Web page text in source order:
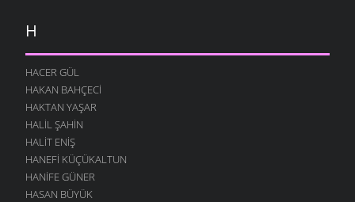
H
HACER GÜL
HAKAN BAHÇECI
HAKTAN YAŞAR
HALIL ŞAHIN
HALIT ENIŞ
HANEFI KÜÇÜKALTUN
HANIFE GÜNER
HASAN BÜYÜK